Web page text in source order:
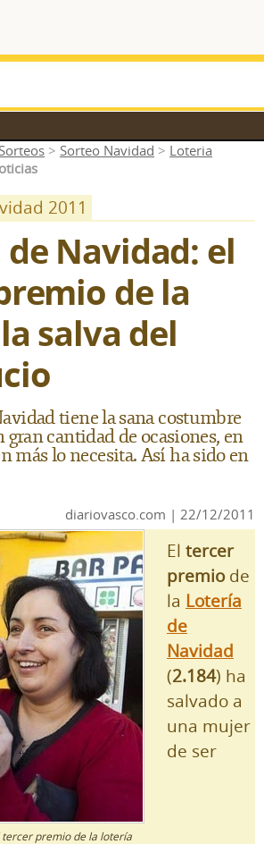
> Sorteo Navidad > Loteria
2011
Navidad: el
de la
salva del
tiene la sana costumbre
gran cantidad de ocasiones, en
más lo necesita. Así ha sido en
diariovasco.com | 22/12/2011
premio de la lotería
El tercer
premiode
la Lotería
de
Navidad
(2.184) ha
salvado a
una mujer
de ser